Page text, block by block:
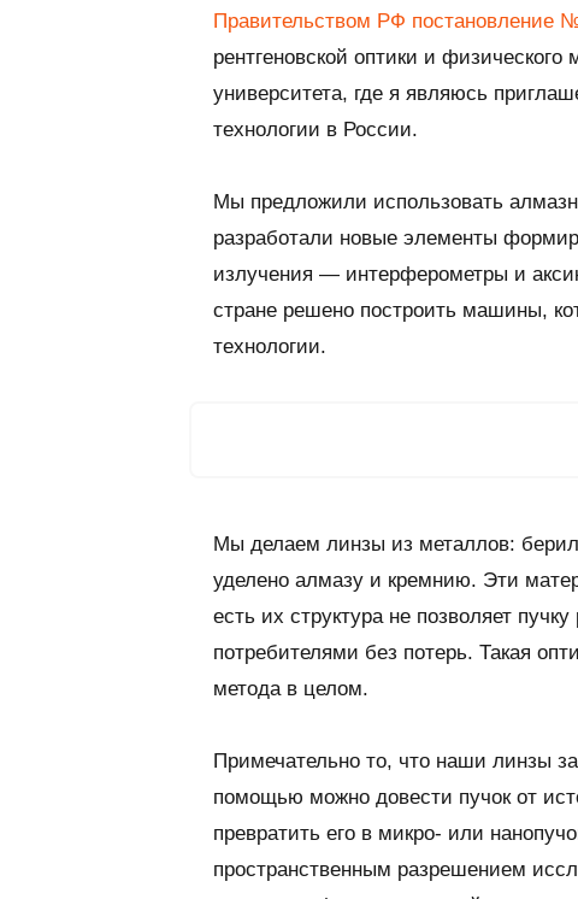
Правительством РФ постановление
рентгеновской оптики и
университета, где я являюсь
технологии в России.
Мы предложили использовать
разработали новые элементы
излучения — интерферометры и
стране решено построить машины,
технологии.
Мы делаем линзы из металлов:
уделено алмазу и кремнию. Эти
есть их структура не позволяет
потребителями без потерь. Такая
метода в целом.
Примечательно то, что наши линзы
помощью можно довести пучок от
превратить его в микро- или
пространственным разрешением